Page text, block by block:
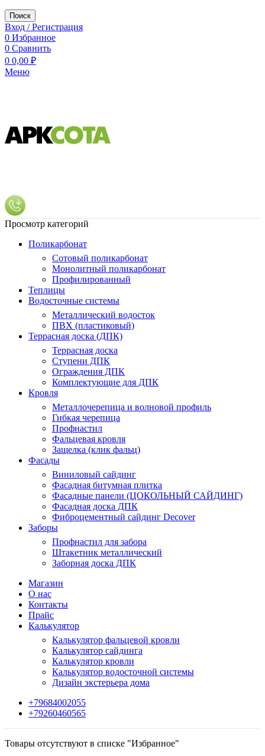
Поиск
Вход / Регистрация
0 Избранное
0 Сравнить
0 0,00 ₽
Меню
Просмотр категорий
Поликарбонат
Сотовый поликарбонат
Монолитный поликарбонат
Профилированный
Теплицы
Водосточные системы
Металлический водосток
ПВХ (пластиковый)
Террасная доска (ДПК)
Террасная доска
Ступени ДПК
Ограждения ДПК
Комплектующие для ДПК
Кровля
Металлочерепица и волновой профиль
Гибкая черепица
Профнастил
Фальцевая кровля
Защелка (клик фальц)
Фасады
Виниловый сайдинг
Фасадная битумная плитка
Фасадные панели (ЦОКОЛЬНЫЙ САЙДИНГ)
Фасадная доска ДПК
Фиброцементный сайдинг Decover
Заборы
Профнастил для забора
Штакетник металлический
Заборная доска ДПК
Магазин
О нас
Контакты
Прайс
Калькулятор
Калькулятор фальцевой кровли
Калькулятор сайдинга
Калькулятор кровли
Калькулятор водосточной системы
Дизайн экстерьера дома
+79684002055
+79260460565
Товары отсутствуют в списке "Избранное"